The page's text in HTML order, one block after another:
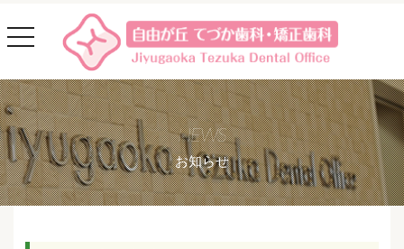
toggle
navigation
NEWS
お知らせ